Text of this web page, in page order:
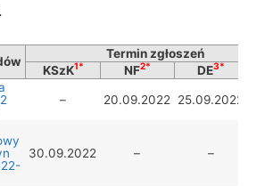
Termin zgłoszeń
KSzK1* NF2* DE3*
– 20.09.2022 25.09.2022
30.09.2022 – –